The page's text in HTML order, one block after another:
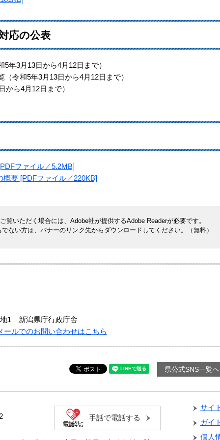
応の公表
3月13日から4月12日まで）
令和5年3月13日から4月12日まで）
ら4月12日まで）
ファイル／5.2MB]
要 [PDFファイル／220KB]
覧いただく場合には、Adobe社が提供するAdobe Readerが必要です。
ない方は、バナーのリンク先からダウンロードしてください。（無料）
1 新潟県庁行政庁舎
ールでのお問い合わせはこちら
県公式SNS一覧へ
手話で電話する
サイ
ガイ
個人